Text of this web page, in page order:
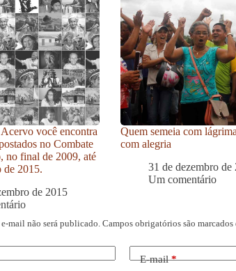
você encontra
no Combate
no final de 2009, até
de 2015.
de 2015
Quem semeia com
com alegria
31 de dezembro de
Um comentário
mail não será publicado. Campos obrigatórios são marcados
E-mail*